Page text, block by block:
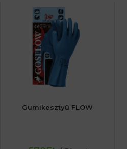
Gumikesztyű FLOW